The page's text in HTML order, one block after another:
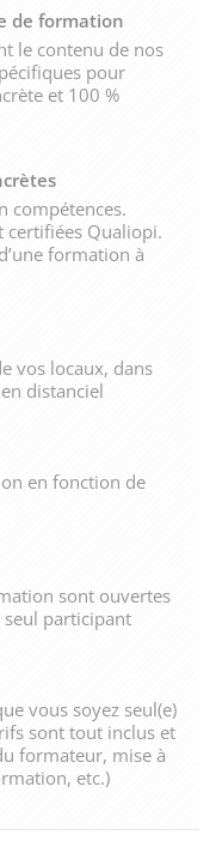
de formation
le contenu de nos
pour
et 100 %
compétences.
certifiées Qualiopi.
formation à
vos locaux, dans
distanciel
en fonction de
sont ouvertes
seul participant
vous soyez seul(e)
sont tout inclus et
formateur, mise à
etc.)